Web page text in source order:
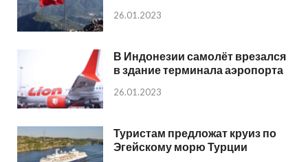
26.01.2023
В Индонезии самолёт врезался
в здание терминала аэропорта
26.01.2023
Туристам предложат круиз по
Эгейскому морю Турции